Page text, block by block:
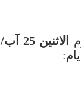
الاثنين 25 آب/